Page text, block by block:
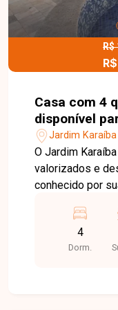
comodidade para toda a
oportunidade
amplo e bem
mais desejadas
R$
Casa com 4
disponível
Jardim
Jardim
O Jardim
valorizados e
conhecido por
oferece fácil
cidade, além de
escolas,
4
Dorm.